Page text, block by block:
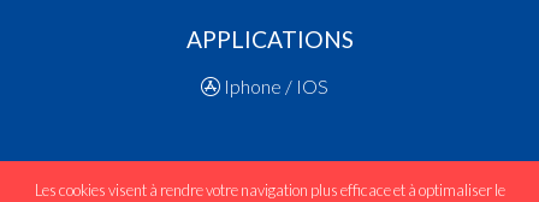
APPLICATIONS
Iphone / IOS
Les cookies visent à rendre votre navigation plus efficace et à optimaliser le